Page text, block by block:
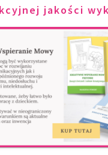
jakości